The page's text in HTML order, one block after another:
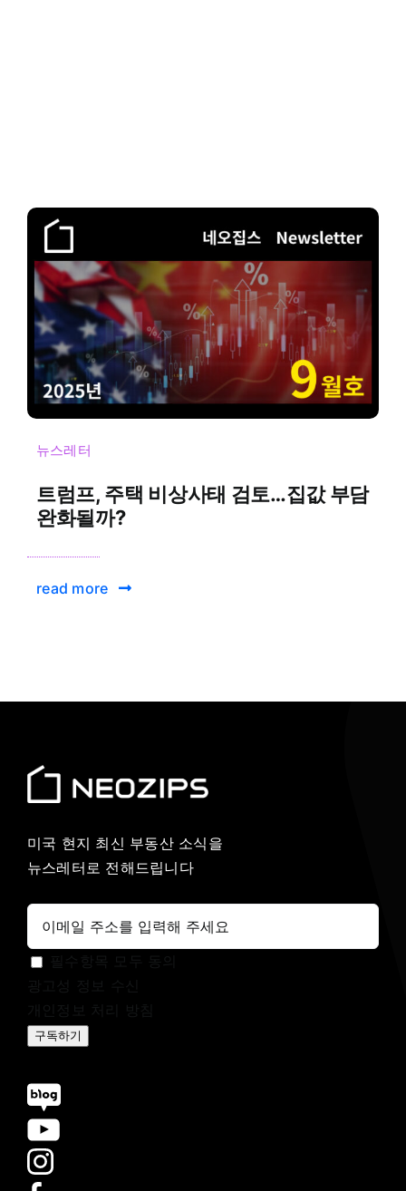
뉴스레터
트럼프, 주택 비상사태 검토…집값 부담
완화될까?
read more
미국 현지 최신 부동산 소식을
뉴스레터로 전해드립니다
구독하기